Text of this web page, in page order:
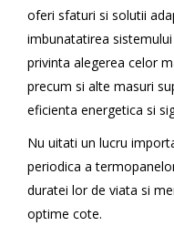
oferi sfaturi si solutii
imbunatatirea
privinta alegerea celor
precum si alte masuri
eficienta energetica si
Nu uitati un lucru
periodica a
duratei lor de viata si
optime cote.